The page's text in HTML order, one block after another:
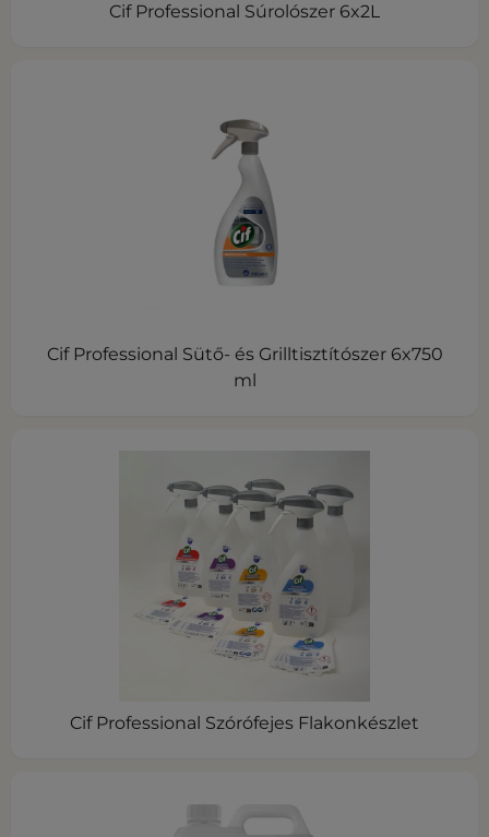
Cif Professional Súrolószer 6x2L
Cif Professional Sütő- és Grilltisztítószer 6x750
ml
Cif Professional Szórófejes Flakonkészlet